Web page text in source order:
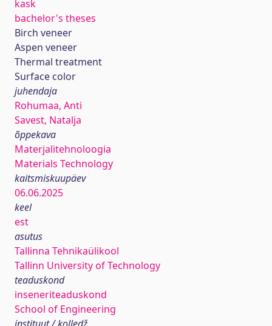
kask
bachelor's theses
Birch veneer
Aspen veneer
Thermal treatment
Surface color
juhendaja
Rohumaa, Anti
Savest, Natalja
õppekava
Materjalitehnoloogia
Materials Technology
kaitsmiskuupäev
06.06.2025
keel
est
asutus
Tallinna Tehnikaülikool
Tallinn University of Technology
teaduskond
inseneriteaduskond
School of Engineering